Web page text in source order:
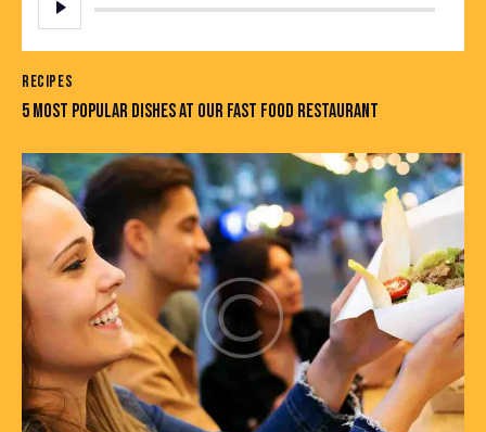
RECIPES
5 MOST POPULAR DISHES AT OUR FAST FOOD RESTAURANT